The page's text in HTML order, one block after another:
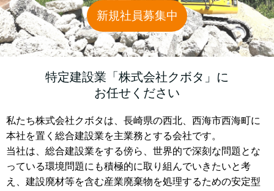
新規社員募集中
特定建設業「株式会社クボタ」に
お任せください
私たち株式会社クボタは、長崎県の西北、西海市西海町に
本社を置く総合建設業を主業務とする会社です。
当社は、総合建設業をする傍ら、世界的で深刻な問題とな
っている環境問題にも積極的に取り組んでいきたいと考
え、建設廃材等を含む産業廃棄物を処理するための安定型